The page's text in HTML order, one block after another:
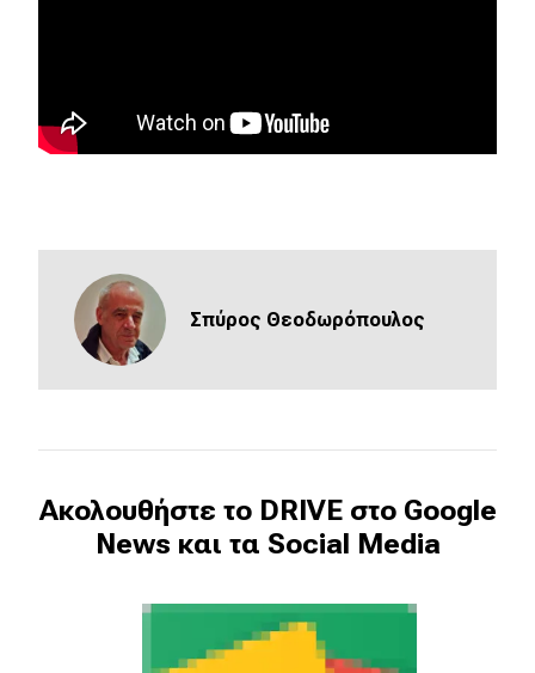
Σπύρος Θεοδωρόπουλος
Ακολουθήστε το DRIVE στο Google
News και τα Social Media